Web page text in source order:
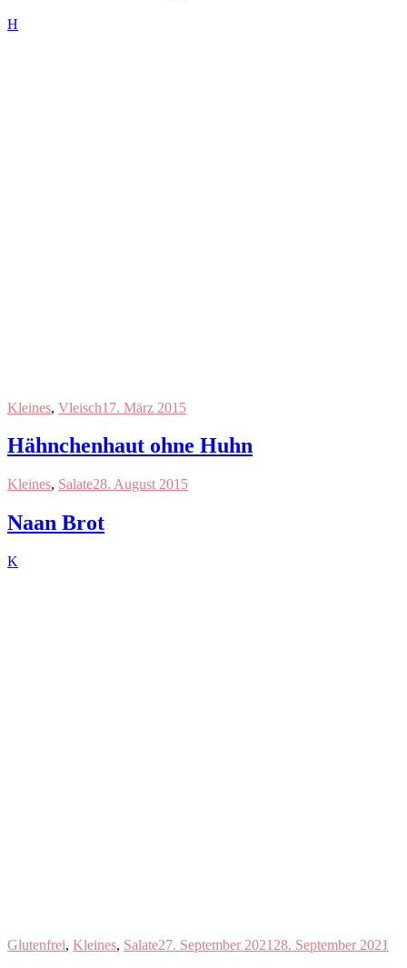
H
Kleines, Vleisch17. März 2015
Hähnchenhaut ohne Huhn
Kleines, Salate28. August 2015
Naan Brot
K
Glutenfrei, Kleines, Salate27. September 2021 28. September 2021